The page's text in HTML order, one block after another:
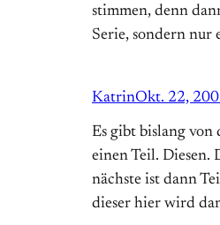
stimmen, denn
Serie, sondern nur
KatrinOkt. 22,
Es gibt bislang von
einen Teil. Diesen.
nächste ist dann
dieser hier wird